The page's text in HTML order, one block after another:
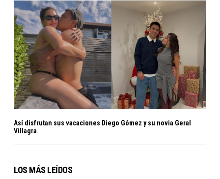
Así disfrutan sus vacaciones Diego Gómez y su novia Geral
Villagra
LOS MÁS LEÍDOS